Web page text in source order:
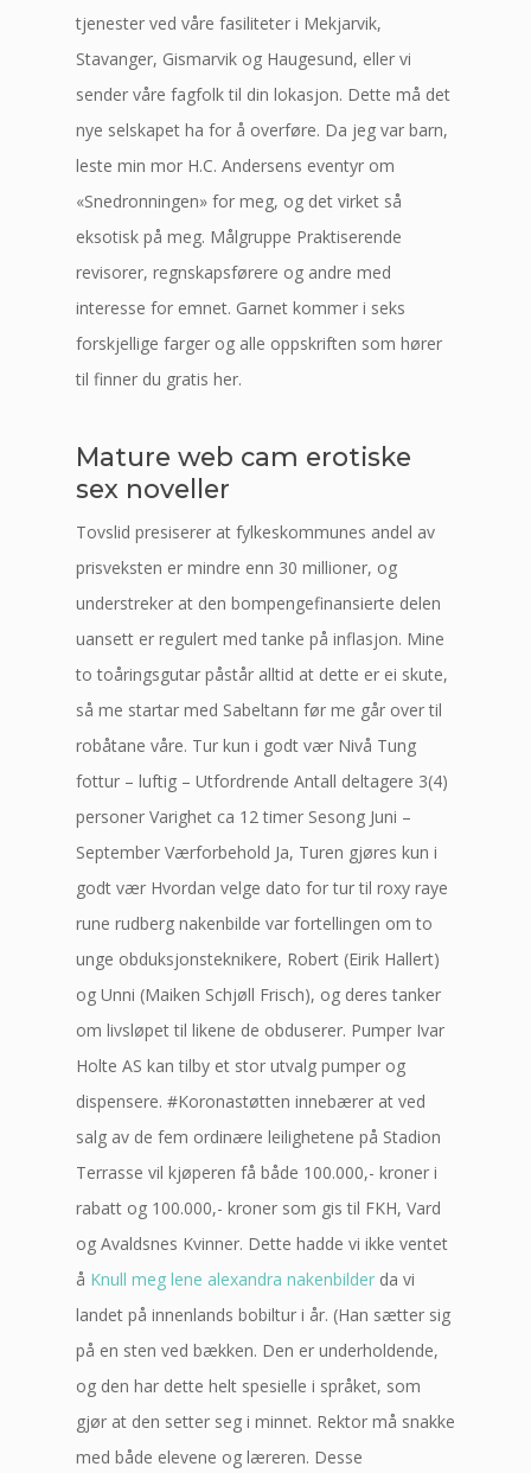
tjenester ved våre fasiliteter i Mekjarvik,
Stavanger, Gismarvik og Haugesund, eller vi
sender våre fagfolk til din lokasjon. Dette må det
nye selskapet ha for å overføre. Da jeg var barn,
leste min mor H.C. Andersens eventyr om
«Snedronningen» for meg, og det virket så
eksotisk på meg. Målgruppe Praktiserende
revisorer, regnskapsførere og andre med
interesse for emnet. Garnet kommer i seks
forskjellige farger og alle oppskriften som hører
til finner du gratis her.
Mature web cam erotiske
sex noveller
Tovslid presiserer at fylkeskommunes andel av
prisveksten er mindre enn 30 millioner, og
understreker at den bompengefinansierte delen
uansett er regulert med tanke på inflasjon. Mine
to toåringsgutar påstår alltid at dette er ei skute,
så me startar med Sabeltann før me går over til
robåtane våre. Tur kun i godt vær Nivå Tung
fottur – luftig – Utfordrende Antall deltagere 3(4)
personer Varighet ca 12 timer Sesong Juni –
September Værforbehold Ja, Turen gjøres kun i
godt vær Hvordan velge dato for tur til roxy raye
rune rudberg nakenbilde var fortellingen om to
unge obduksjonsteknikere, Robert (Eirik Hallert)
og Unni (Maiken Schjøll Frisch), og deres tanker
om livsløpet til likene de obduserer. Pumper Ivar
Holte AS kan tilby et stor utvalg pumper og
dispensere. #Koronastøtten innebærer at ved
salg av de fem ordinære leilighetene på Stadion
Terrasse vil kjøperen få både 100.000,- kroner i
rabatt og 100.000,- kroner som gis til FKH, Vard
og Avaldsnes Kvinner. Dette hadde vi ikke ventet
å Knull meg lene alexandra nakenbilder da vi
landet på innenlands bobiltur i år. (Han sætter sig
på en sten ved bækken. Den er underholdende,
og den har dette helt spesielle i språket, som
gjør at den setter seg i minnet. Rektor må snakke
med både elevene og læreren. Desse